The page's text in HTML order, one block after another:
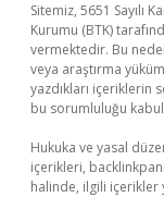
Sitemiz, 5651 Sayılı
Kurumu (BTK)
vermektedir. Bu
veya araştırma
yazdıkları içeriklerin
bu sorumluluğu kabul
Hukuka ve yasal
içerikleri,
halinde, ilgili içerikler